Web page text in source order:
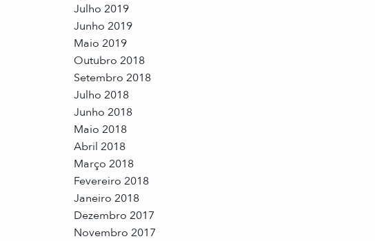
Julho 2019
Junho 2019
Maio 2019
Outubro 2018
Setembro 2018
Julho 2018
Junho 2018
Maio 2018
Abril 2018
Março 2018
Fevereiro 2018
Janeiro 2018
Dezembro 2017
Novembro 2017